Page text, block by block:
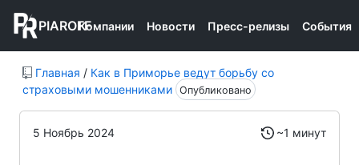
PIAROFFКомпании Новости Пресс-релизы События
Главная / Как в Приморье ведут борьбу со
страховыми мошенниками Опубликовано
5 Ноябрь 2024 ~1 минут